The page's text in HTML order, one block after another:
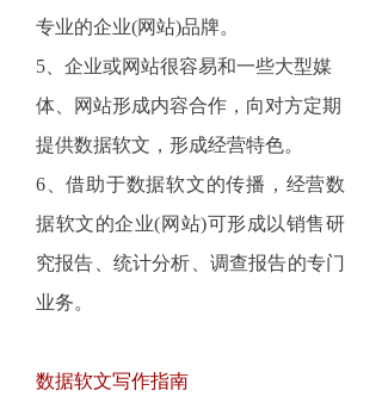
专业的企业(网站)品牌。
5、企业或网站很容易和一些大型媒
体、网站形成内容合作，向对方定期
提供数据软文，形成经营特色。
6、借助于数据软文的传播，经营数
据软文的企业(网站)可形成以销售研
究报告、统计分析、调查报告的专门
业务。
数据软文写作指南